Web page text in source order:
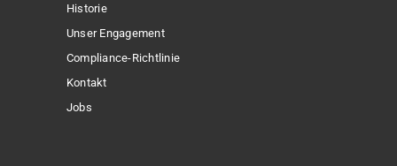
gewählt
werden
Historie
Unser Engagement
Compliance-Richtlinie
Kontakt
Jobs